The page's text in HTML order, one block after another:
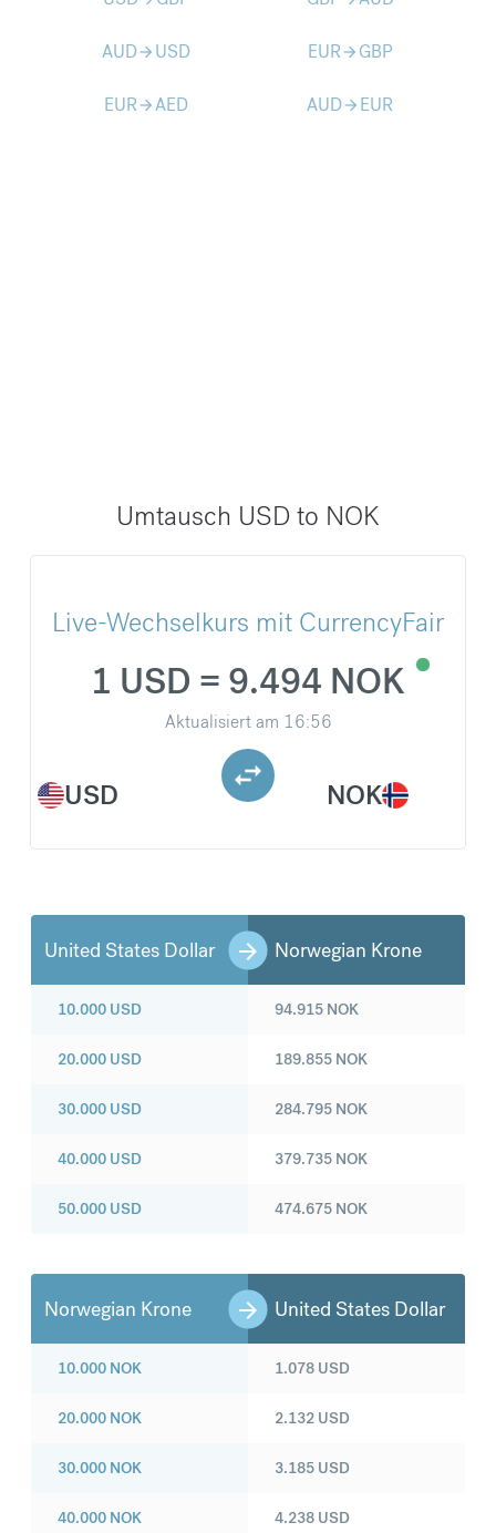
AUDarrow_forward USD EURarrow_forward GBP
EURarrow_forwardAED AUDarrow_forward EUR
Umtausch USD to NOK
Live-Wechselkurs mit CurrencyFair
USD
1 USD = 9.494 NOK
Aktualisiert am 16:56
NOK
United States Dollar Norwegian Krone
10.000 USD
20.000 USD
30.000 USD
40.000 USD
50.000 USD
94.915 NOK
189.855 NOK
284.795 NOK
379.735 NOK
474.675 NOK
Norwegian Krone United States Dollar
10.000 NOK
20.000 NOK
30.000 NOK
40.000 NOK
1.078 USD
2.132 USD
3.185 USD
4.238 USD